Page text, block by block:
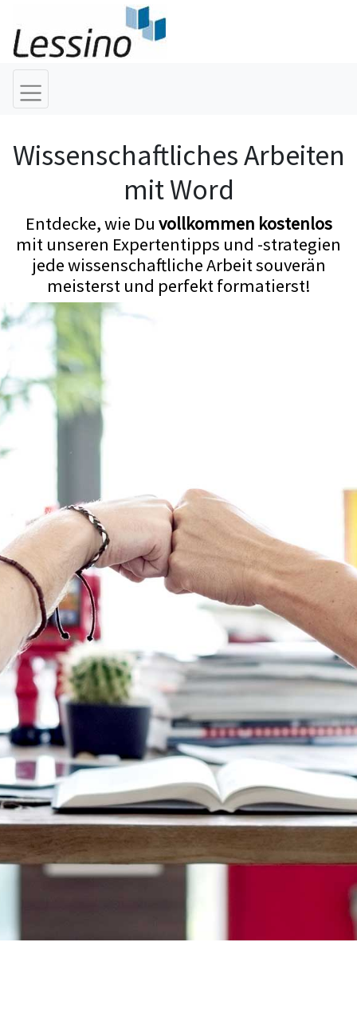
Wissenschaftliches Arbeiten
mit Word
Entdecke, wie Du vollkommen kostenlos
mit unseren Expertentipps und -strategien
jede wissenschaftliche Arbeit souverän
meisterst und perfekt formatierst!